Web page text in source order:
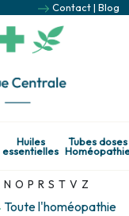
Contact| Blog
Huiles
essentielles
Tubes doses
N O P R S T V Z
Toute l'homéopathie